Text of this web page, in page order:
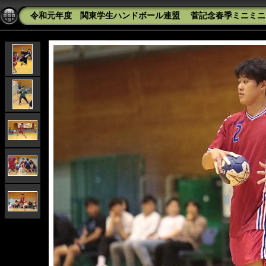
令和元年度 関東学生ハンドボール連盟 菅記念春季ミニ